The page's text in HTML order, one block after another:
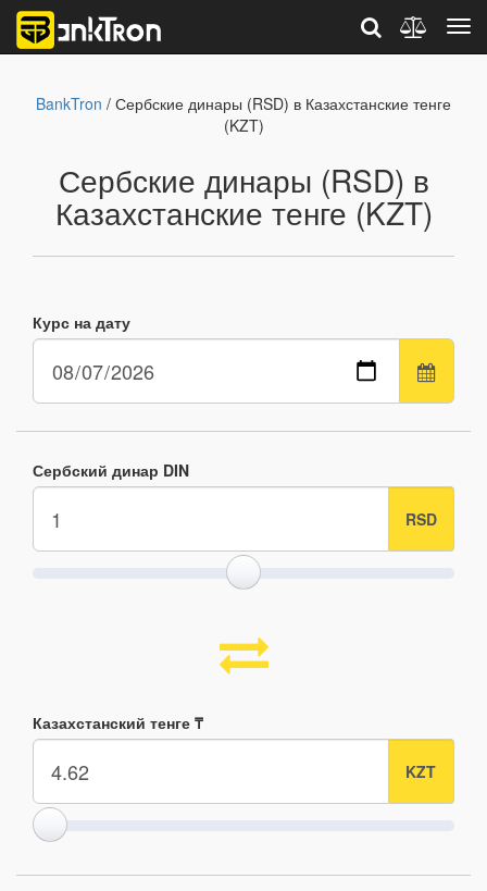
BankTron / Сербские динары (RSD) в Казахстанские тенге
(KZT)
Сербские динары (RSD) в
Казахстанские тенге (KZT)
Курс на дату
Сербский динар DIN
Казахстанский тенге ₸